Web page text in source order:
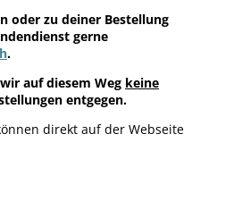
oder zu deiner Bestellung
gerne
.
auf diesem Weg keine
entgegen.
direkt auf der Webseite